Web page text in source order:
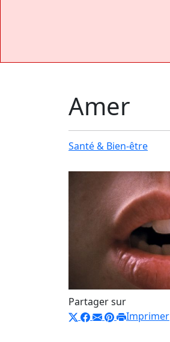
Amer
Santé & Bien-être
Partager sur
Imprimer